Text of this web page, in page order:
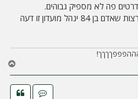
פה לא מספיק גבוהים.
חוץ מזה גם אם היה בעלים מושלם, לרצות שאדם בן 84 ינהל מועדון זו דעה